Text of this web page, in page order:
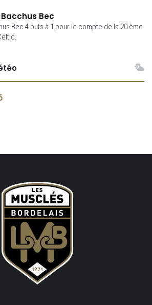
Bec
Bec 4 buts à 1 pour le compte de la 20 ème